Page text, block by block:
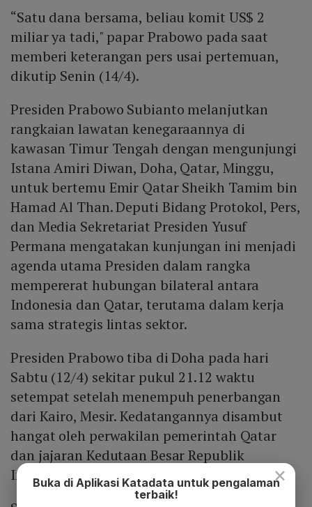
“Satu dana bersama, beliau komit US$ 2
miliar ya tadi," papar Prabowo pada saat
memberi keterangan pers usai pertemuan,
dikutip Senin (14/4).
Presiden Prabowo Subianto melanjutkan
rangkaian lawatan kenegaraannya di
kawasan Timur Tengah dengan mengunjungi
Istana Amiri Diwan, Doha, Qatar, Minggu,
untuk bertemu Emir Qatar Sheikh Tamim bin
Hamad Al Than. Deputi Bidang Protokol, Pers,
dan Media Sekretariat Presiden Yusuf
Permana mengatakan kunjungan ini menjadi
agenda utama Presiden dalam rangka
mempererat hubungan bilateral antara
Indonesia dan Qatar, terutama dalam kerja
sama strategis lintas sektor.
Presiden Prabowo tiba di Doha pada hari
Sabtu (12/4) sekitar pukul 21.12 waktu
setempat setelah menempuh penerbangan
dari Kairo, Mesir. Kedatangannya disambut
hangat oleh perwakilan pemerintah Qatar
dan jajaran Kedutaan Besar Republik
Indonesia di Doha.
×
Buka di Aplikasi Katadata untuk pengalaman
terbaik!